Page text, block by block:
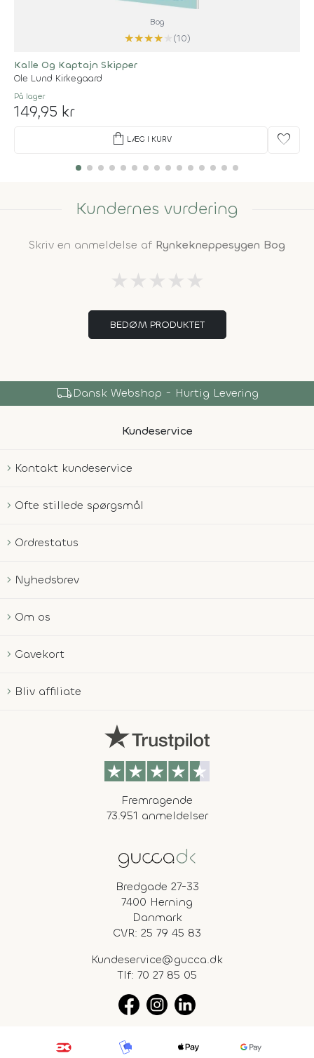
Bog
★★★★
(10)
Kalle Og Kaptajn Skipper
Ole Lund Kirkegaard
På lager
149,95 kr
shopping_bag LÆG I KURV favorite
Kundernes vurdering
Skriv en anmeldelse af Rynkekneppesygen Bog
★ ★ ★ ★ ★
BEDØM PRODUKTET
local_shippingDansk Webshop - Hurtig Levering
Kundeservice
Kontakt kundeservice
Ofte stillede spørgsmål
Ordrestatus
Nyhedsbrev
Om os
Gavekort
Bliv affiliate
Fremragende
73.951 anmeldelser
Bredgade 27-33
7400 Herning
Danmark
CVR: 25 79 45 83
Kundeservice@gucca.dk
Tlf: 70 27 85 05